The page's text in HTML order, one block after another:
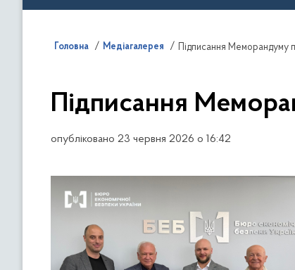
Головна Медіагалерея Підписання Меморандуму
Підписання
опубліковано 23 червня 2026 о 16:42